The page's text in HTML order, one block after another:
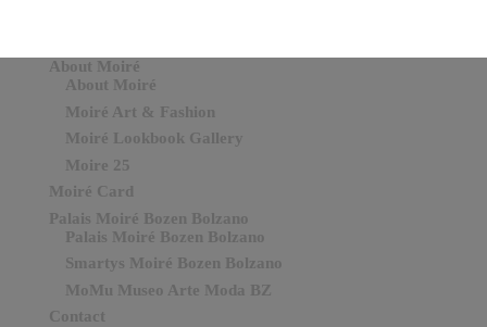
About Moiré
About Moiré
Moiré Art & Fashion
Moiré Lookbook Gallery
Moire 25
Moiré Card
Palais Moiré Bozen Bolzano
Palais Moiré Bozen Bolzano
Smartys Moiré Bozen Bolzano
MoMu Museo Arte Moda BZ
Contact